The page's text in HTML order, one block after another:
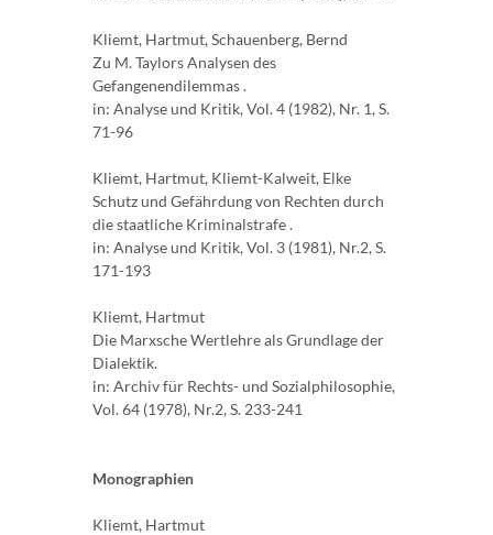
Kliemt, Hartmut, Schauenberg, Bernd
Zu M. Taylors Analysen des
Gefangenendilemmas .
in: Analyse und Kritik, Vol. 4 (1982), Nr. 1, S.
71-96
Kliemt, Hartmut, Kliemt-Kalweit, Elke
Schutz und Gefährdung von Rechten durch
die staatliche Kriminalstrafe .
in: Analyse und Kritik, Vol. 3 (1981), Nr.2, S.
171-193
Kliemt, Hartmut
Die Marxsche Wertlehre als Grundlage der
Dialektik.
in: Archiv für Rechts- und Sozialphilosophie,
Vol. 64 (1978), Nr.2, S. 233-241
Monographien
Kliemt, Hartmut